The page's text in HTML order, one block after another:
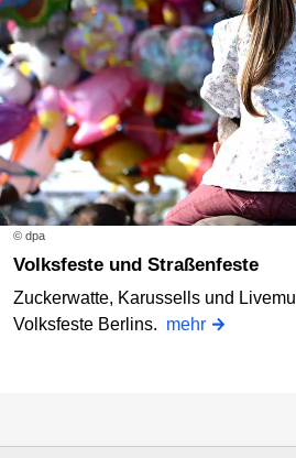
© dpa
Volksfeste und Straßenfeste
Zuckerwatte, Karussells und
Volksfeste Berlins. mehr